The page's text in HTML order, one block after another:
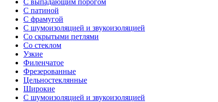
С выпадающим порогом
С патиной
С фрамугой
С шумоизоляцией и звукоизоляцией
Со скрытыми петлями
Со стеклом
Узкие
Филенчатое
Фрезерованные
Цельностеклянные
Широкие
С шумоизоляцией и звукоизоляцией